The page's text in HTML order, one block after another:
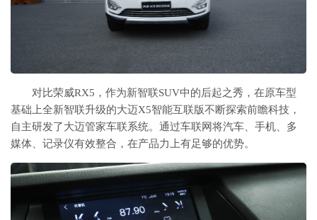
对比荣威RX5，作为新智联SUV中的后起之秀，在原车型
基础上全新智联升级的大迈X5智能互联版不断探索前瞻科技，
自主研发了大迈管家车联系统。通过车联网将汽车、手机、多
媒体、记录仪有效整合，在产品力上有足够的优势。